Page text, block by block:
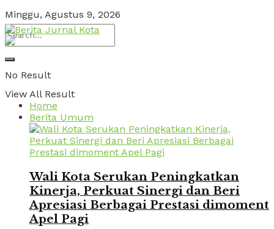
Minggu, Agustus 9, 2026
No Result
View All Result
Home
Berita Umum
Wali Kota Serukan Peningkatkan
Kinerja, Perkuat Sinergi dan Beri
Apresiasi Berbagai Prestasi dimoment
Apel Pagi